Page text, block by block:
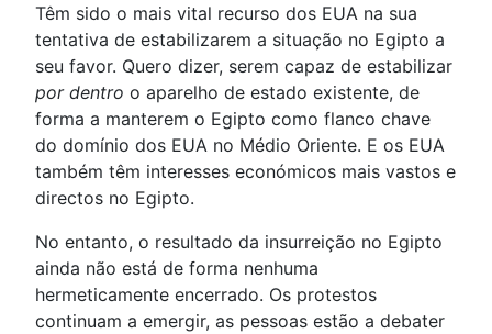
Têm sido o mais vital recurso dos EUA na sua
tentativa de estabilizarem a situação no Egipto a
seu favor. Quero dizer, serem capaz de estabilizar
por dentro o aparelho de estado existente, de
forma a manterem o Egipto como flanco chave
do domínio dos EUA no Médio Oriente. E os EUA
também têm interesses económicos mais vastos e
directos no Egipto.
No entanto, o resultado da insurreição no Egipto
ainda não está de forma nenhuma
hermeticamente encerrado. Os protestos
continuam a emergir, as pessoas estão a debater